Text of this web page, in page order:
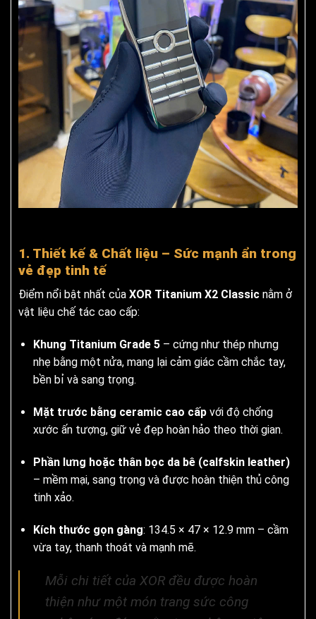
1. Thiết kế & Chất liệu – Sức mạnh ẩn trong
vẻ đẹp tinh tế
Điểm nổi bật nhất của XOR Titanium X2 Classic nằm ở
vật liệu chế tác cao cấp:
Khung Titanium Grade 5– cứng như thép nhưng
nhẹ bằng một nửa, mang lại cảm giác cầm chắc tay,
bền bỉ và sang trọng.
Mặt trước bằng ceramic cao cấpvới độ chống
xước ấn tượng, giữ vẻ đẹp hoàn hảo theo thời gian.
Phần lưng hoặc thân bọc da bê (calfskin leather)
– mềm mại, sang trọng và được hoàn thiện thủ công
tinh xảo.
Kích thước gọn gàng: 134.5 × 47 × 12.9 mm – cầm
vừa tay, thanh thoát và mạnh mẽ.
Mỗi chi tiết của XOR đều được hoàn
thiện như một món trang sức công